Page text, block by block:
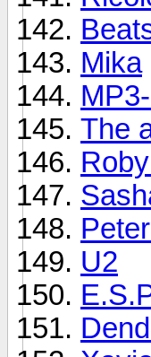
Mika
The
U2